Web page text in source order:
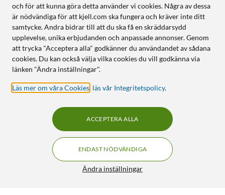
och för att kunna göra detta använder vi cookies. Några av dessa
är nödvändiga för att kjell.com ska fungera och kräver inte ditt
samtycke. Andra bidrar till att du ska få en skräddarsydd
upplevelse, unika erbjudanden och anpassade annonser. Genom
att trycka "Acceptera alla" godkänner du användandet av sådana
cookies. Du kan också välja vilka cookies du vill godkänna via
länken "Ändra inställningar".
Läs mer om våra Cookies läs vår Integritetspolicy.
Ändra inställningar
ENDAST NÖDVÄNDIGA
ACCEPTERA ALLA